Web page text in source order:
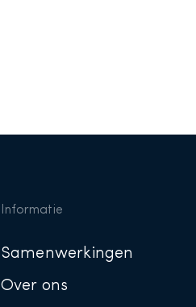
Informatie
Samenwerkingen
Over ons